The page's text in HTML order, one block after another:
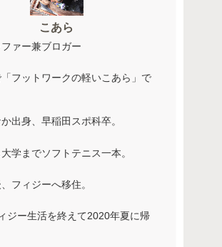
こあら
ァー兼ブロガー
フットワークの軽いこあら」で
出身、早稲田スポ科卒。
学までソフトテニス一本。
フィジーへ移住。
ジー生活を終えて2020年夏に帰